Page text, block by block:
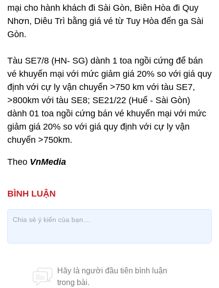
mại cho hành khách đi Sài Gòn, Biên Hòa đi Quy
Nhơn, Diêu Trì bằng giá vé từ Tuy Hòa đến ga Sài
Gòn.
Tàu SE7/8 (HN- SG) dành 1 toa ngồi cứng để bán
vé khuyến mại với mức giảm giá 20% so với giá quy
định với cự ly vận chuyển >750 km với tàu SE7,
>800km với tàu SE8; SE21/22 (Huế - Sài Gòn)
dành 01 toa ngồi cứng bán vé khuyến mại với mức
giảm giá 20% so với giá quy định với cự ly vận
chuyển >750km.
Theo VnMedia